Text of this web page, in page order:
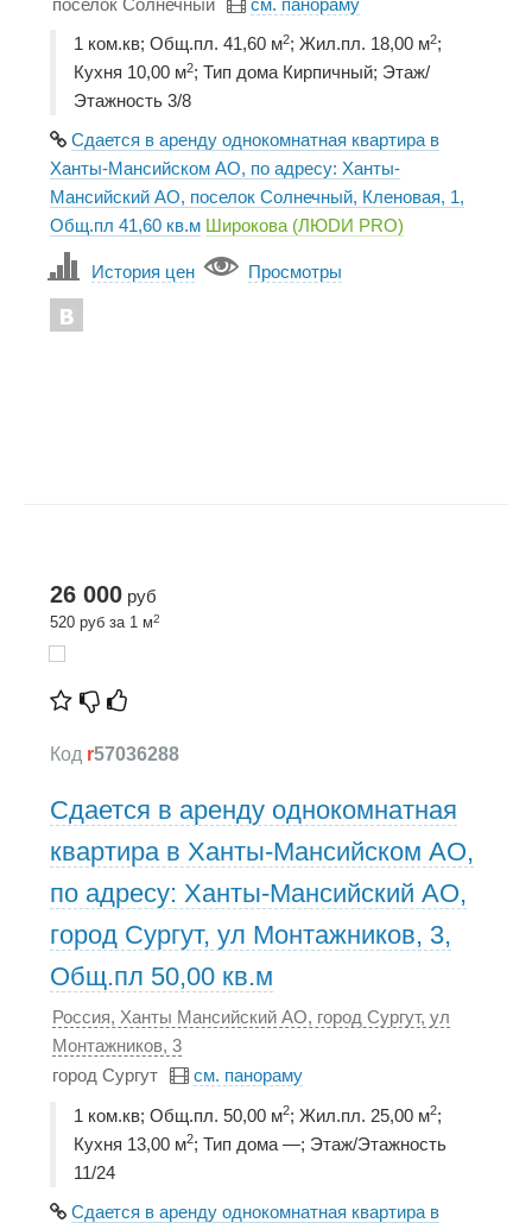
поселок Солнечный
см. панораму
1 ком.кв; Общ.пл. 41,60 м2; Жил.пл. 18,00 м2;
Кухня 10,00 м2; Тип дома Кирпичный; Этаж/
Этажность 3/8
Сдается в аренду однокомнатная квартира в
Ханты-Мансийском АО, по адресу: Ханты-
Мансийский АО, поселок Солнечный, Кленовая, 1,
Общ.пл 41,60 кв.м Широкова (ЛЮDИ PRO)
История цен Просмотры
26 000 руб
520 руб за 1 м2
Код r57036288
Сдается в аренду однокомнатная
квартира в Ханты-Мансийском АО,
по адресу: Ханты-Мансийский АО,
город Сургут, ул Монтажников, 3,
Общ.пл 50,00 кв.м
Россия, Ханты Мансийский АО, город Сургут, ул
Монтажников, 3
город Сургут
см. панораму
1 ком.кв; Общ.пл. 50,00 м2; Жил.пл. 25,00 м2;
Кухня 13,00 м2; Тип дома —; Этаж/Этажность
11/24
Сдается в аренду однокомнатная квартира в